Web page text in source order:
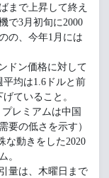
まで上昇して終え
で3月初旬に2000
の、今年1月には
ドン価格に対して
均は1.6ドルと前
ていること。
レミアムは中国
要の低さを示す）
な動きをした2020
。
量は、木曜日まで